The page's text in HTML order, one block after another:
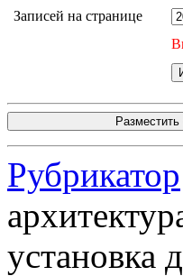
Записей на странице
Рубрикатор
установка